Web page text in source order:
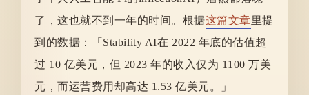
了，这也就不到一年的时间。根据这篇文章里提
到的数据：「 Stability AI在 2022 年底的估值超
过 10 亿美元，但 2023 年的收入仅为 1100 万美
元，而运营费用却高达 1.53 亿美元。」